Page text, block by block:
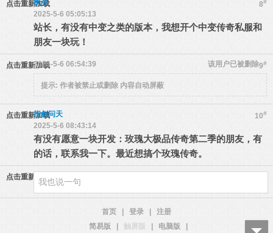
点击重新加载 8#
枫少
2025-5-6 05:05:13
站长，有没有中变之类的版本，我想开个中变传奇私服和
朋友一块玩！
点击重新加载 9#
该用户已被删除
2025-5-6 06:54:39
提示: 作者被禁止或删除 内容自动屏蔽
点击重新加载 10#
指剑问天
2025-5-6 08:43:14
有没有愿意一块开发：玫瑰大极品传奇第二季的朋友，有
的话，联系我一下。最近想搞个玫瑰传奇。
点击重新加载
首页 登录
注册
简易版
触屏版 电脑版